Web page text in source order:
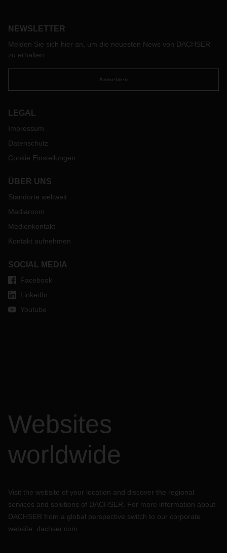
NEWSLETTER
Melden Sie sich hier an, um die neuesten News von DACHSER
zu erhalten.
Anmelden
LEGAL
Impressum
Datenschutz
Cookie Einstellungen
ÜBER UNS
Standorte weltweit
Mediaroom
Medienkontakt
Kontakt aufnehmen
SOCIAL MEDIA
Facebook
LinkedIn
Youtube
Websites
worldwide
Visit the website of your location and discover the regional
services and solutions of DACHSER. For more information about
DACHSER from a global perspective switch to our corporate
website: dachser.com